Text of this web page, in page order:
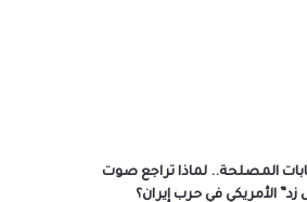
المصلحة.. لماذا تراجع صوت
زد” الأمريكي في حرب إيران؟